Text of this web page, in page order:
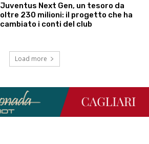
Juventus Next Gen, un tesoro da
oltre 230 milioni: il progetto che ha
cambiato i conti del club
Load more